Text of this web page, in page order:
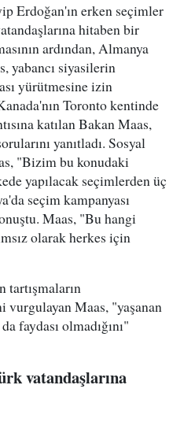
Erdoğan'ın erken seçimler
hitaben bir
ardından, Almanya
yabancı siyasilerin
yürütmesine izin
Toronto kentinde
katılan Bakan Maas,
yanıtladı. Sosyal
"Bizim bu konudaki
yapılacak seçimlerden üç
seçim kampanyası
Maas, "Bu hangi
olarak herkes için
tartışmaların
vurgulayan Maas, "yaşanan
faydası olmadığını"
vatandaşlarına